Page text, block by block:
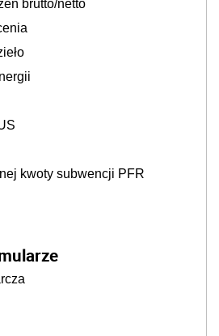
brutto/netto
kwoty subwencji PFR